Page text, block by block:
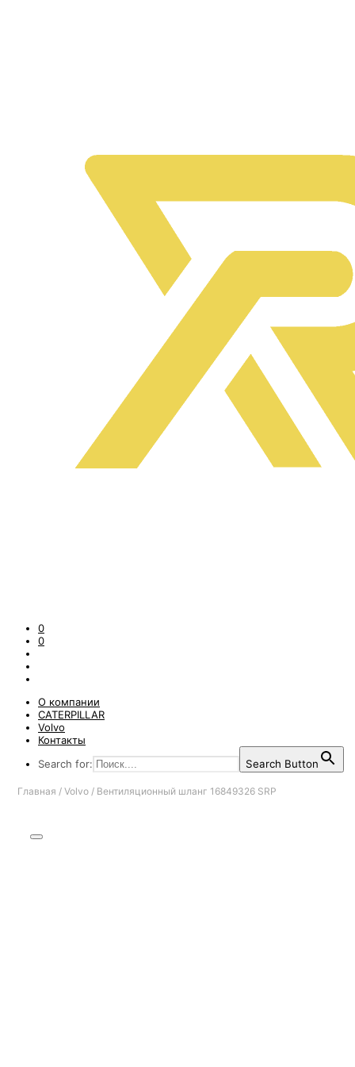
0
0
О компании
CATERPILLAR
Volvo
Контакты
Search for:
Search Button
Главная / Volvo / Вентиляционный шланг 16849326 SRP